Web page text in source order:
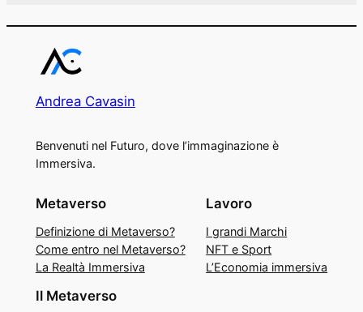
Andrea Cavasin
Benvenuti nel Futuro, dove l’immaginazione è
Immersiva.
Metaverso
Definizione di Metaverso?
Come entro nel Metaverso?
La Realtà Immersiva
Lavoro
I grandi Marchi
NFT e Sport
L’Economia immersiva
Il Metaverso